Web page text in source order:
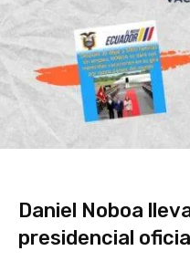
Daniel Noboa
presidencial